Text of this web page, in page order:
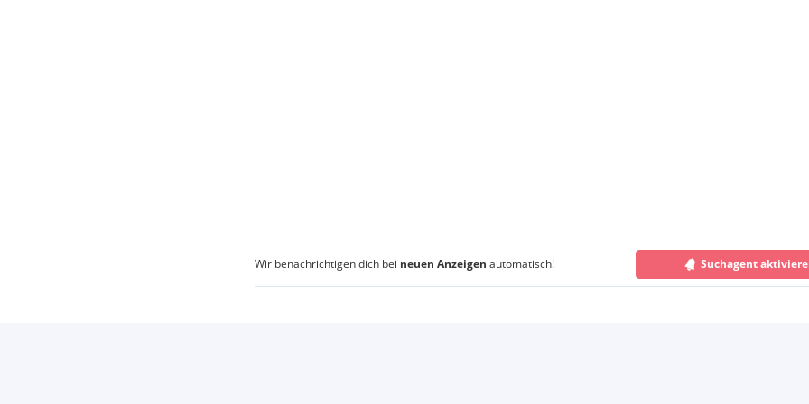
Wir benachrichtigen dich bei neuen Anzeigen automatisch! Suchagent